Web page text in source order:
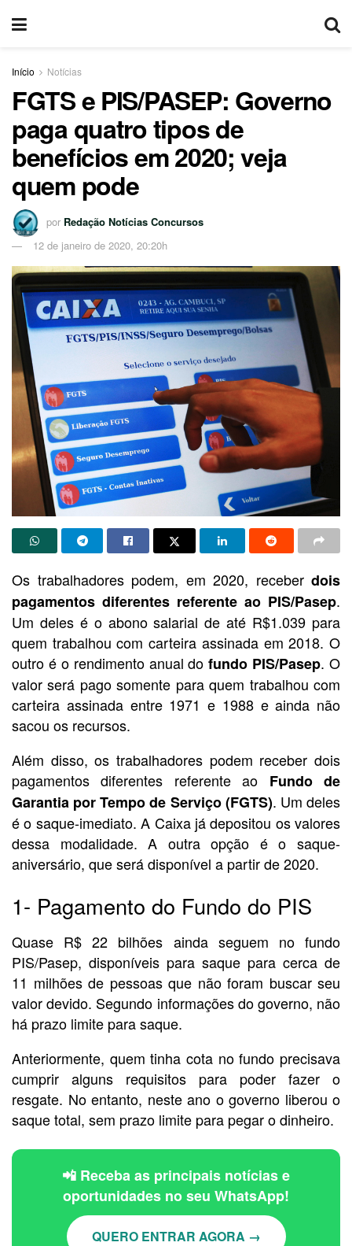
Início Notícias
FGTS e PIS/PASEP: Governo
paga quatro tipos de
benefícios em 2020; veja
quem pode
por Redação Notícias Concursos
12 de janeiro de 2020, 20:20h
Os trabalhadores podem, em 2020, receber dois
pagamentos diferentes referente ao PIS/Pasep.
Um deles é o abono salarial de até R$1.039 para
quem trabalhou com carteira assinada em 2018. O
outro é o rendimento anual dofundo PIS/Pasep. O
valor será pago somente para quem trabalhou com
carteira assinada entre 1971 e 1988 e ainda não
sacou os recursos.
Além disso, os trabalhadores podem receber dois
pagamentos diferentes referente ao Fundo de
Garantia por Tempo de Serviço (FGTS). Um deles
é o saque-imediato. A Caixa já depositou os valores
dessa modalidade. A outra opção é o saque-
aniversário, que será disponível a partir de 2020.
1- Pagamento do Fundo do PIS
Quase R$ 22 bilhões ainda seguem no fundo
PIS/Pasep, disponíveis para saque para cerca de
11 milhões de pessoas que não foram buscar seu
valor devido. Segundo informações do governo, não
há prazo limite para saque.
Anteriormente, quem tinha cota no fundo precisava
cumprir alguns requisitos para poder fazer o
resgate. No entanto, neste ano o governo liberou o
saque total, sem prazo limite para pegar o dinheiro.
📲 Receba as principais notícias e
oportunidades no seu WhatsApp!
QUERO ENTRAR AGORA →